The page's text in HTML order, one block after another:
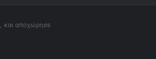
και αποχώρησε